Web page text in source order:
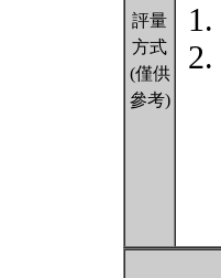
評量
方式
(僅供
參考)